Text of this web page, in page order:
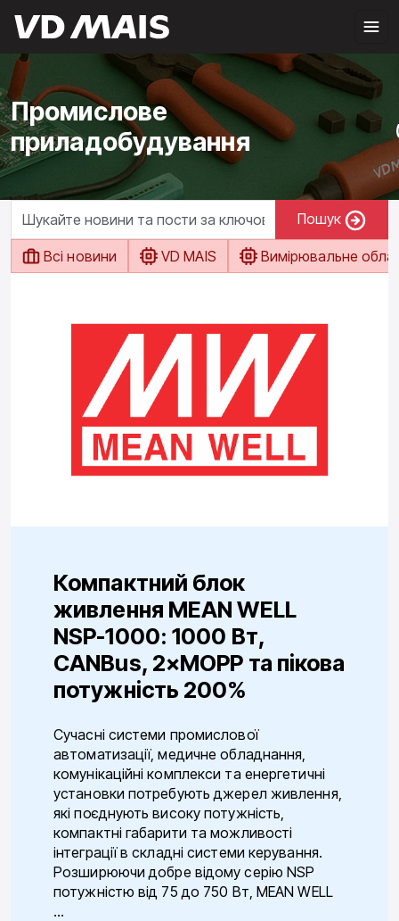
Промислове
приладобудування
Пошук
Всі новини VD MAIS Вимірювальне
Компактний блок
живлення MEAN WELL
NSP-1000: 1000 Вт,
CANBus, 2×MOPP та пікова
потужність 200%
Сучасні системи промислової
автоматизації, медичне обладнання,
комунікаційні комплекси та енергетичні
установки потребують джерел живлення,
які поєднують високу потужність,
компактні габарити та можливості
інтеграції в складні системи керування.
Розширюючи добре відому серію NSP
потужністю від 75 до 750 Вт, MEAN WELL
...